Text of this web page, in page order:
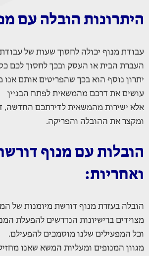
היתרונות הובלה עם
עבודת מנוף יכולה לחסוך שעות של עבודת
העברת הבית או העסק ובכך לחסוך לכם
יתרון נוסף הוא בכך שהפריטים אותם אנו
עושים את דרכם מהמשאית לפתח הבניין
אלא ישירות מהמשאית לדירתכם החדשה,
ומקצר את ההובלה והפריקה.
הובלות עם מנוף
ואחריות:
הובלה בעזרת מנוף דורשת מיומנות של
מצוידים ברישיונות הנדרשים להפעלת
וכל המפעילים שלנו מוסמכים להפעילם.
מגוון המנופים ומעליות המשא שאנו